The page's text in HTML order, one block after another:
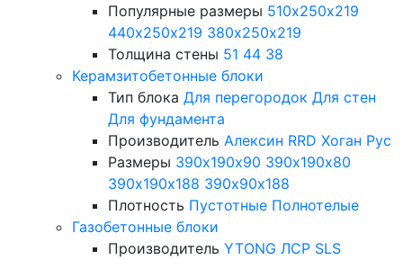
Популярные размеры 510х250х219
440х250х219 380х250х219
Толщина стены 51 44 38
Керамзитобетонные блоки
Тип блока Для перегородок Для стен
Для фундамента
Производитель Алексин RRD Хоган Рус
Размеры 390х190х90 390х190х80
390х190х188 390х90х188
Плотность Пустотные Полнотелые
Газобетонные блоки
Производитель YTONG ЛСР SLS